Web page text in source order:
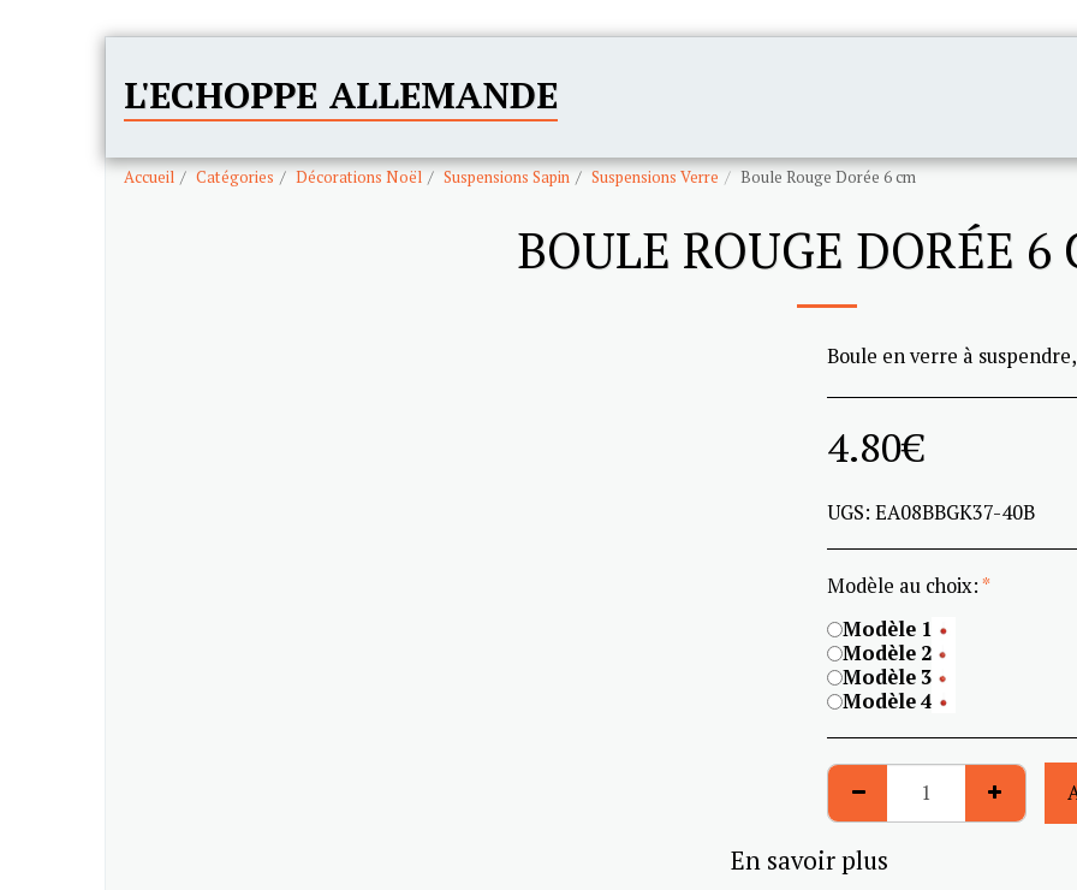
L'ECHOPPE ALLEMANDE
Accueil Catégories Décorations Noël Suspensions Sapin Suspensions Verre Boule Rouge Dorée 6 cm
BOULE ROUGE DORÉE 6
Boule en verre à
4.80€
UGS: EA08BBGK37-40B
Modèle au choix:*
Modèle 1
Modèle 2
Modèle 3
Modèle 4
En savoir plus